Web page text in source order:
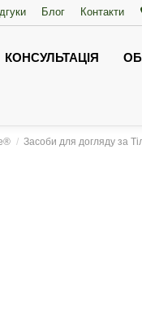
Блог Контакти
КОНСУЛЬТАЦІЯ
Засоби для догляду за